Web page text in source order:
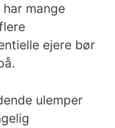
mange
ejere bør
ulemper